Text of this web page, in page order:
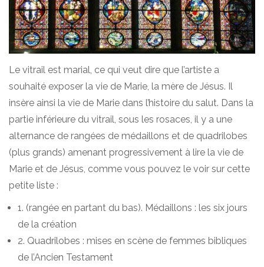
Le vitrail est marial, ce qui veut dire que l’artiste a
souhaité exposer la vie de Marie, la mère de Jésus. Il
insère ainsi la vie de Marie dans l’histoire du salut. Dans la
partie inférieure du vitrail, sous les rosaces, il y a une
alternance de rangées de médaillons et de quadrilobes
(plus grands) amenant progressivement à lire la vie de
Marie et de Jésus, comme vous pouvez le voir sur cette
petite liste :
1. (rangée en partant du bas). Médaillons : les six jours
de la création
2. Quadrilobes : mises en scène de femmes bibliques
de l’Ancien Testament